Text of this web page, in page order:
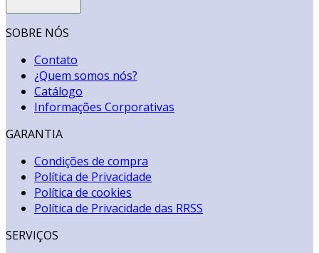
SOBRE NÓS
Contato
¿Quem somos nós?
Catálogo
Informações Corporativas
GARANTIA
Condições de compra
Política de Privacidade
Política de cookies
Política de Privacidade das RRSS
SERVIÇOS